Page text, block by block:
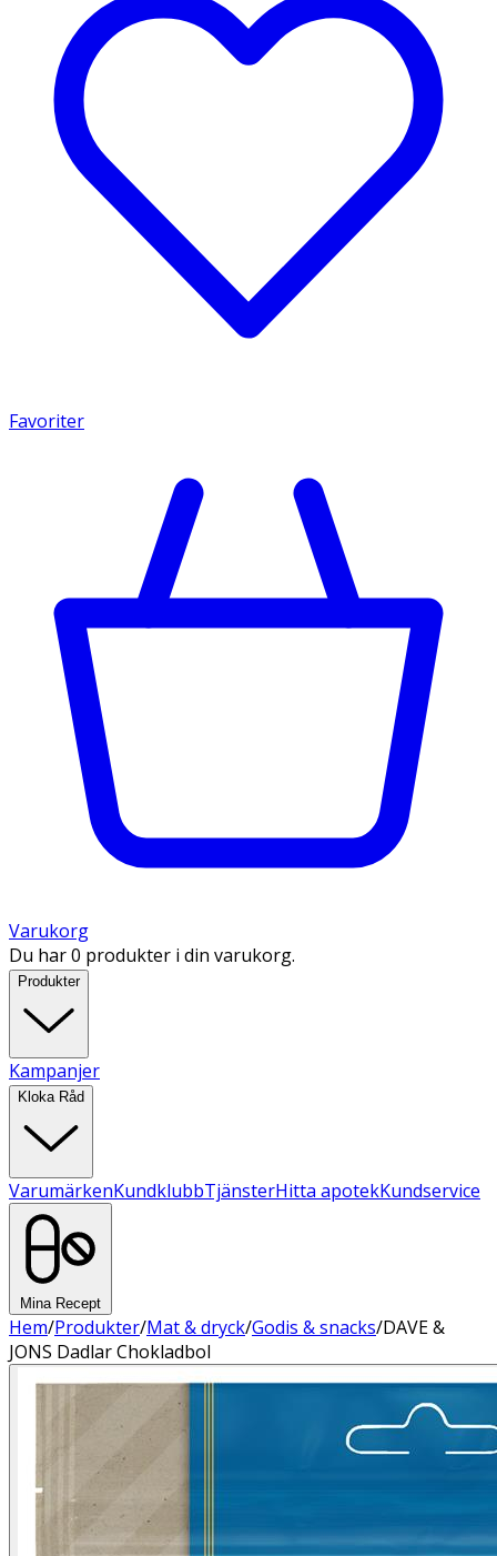
Favoriter
Varukorg
Du har 0 produkter i din varukorg.
Produkter
Kampanjer
Kloka Råd
VarumärkenKundklubbTjänsterHitta apotekKundservice
Mina Recept
Hem/Produkter/Mat & dryck/Godis & snacks/DAVE &
JONS Dadlar Chokladbol